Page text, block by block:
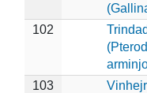
102
103